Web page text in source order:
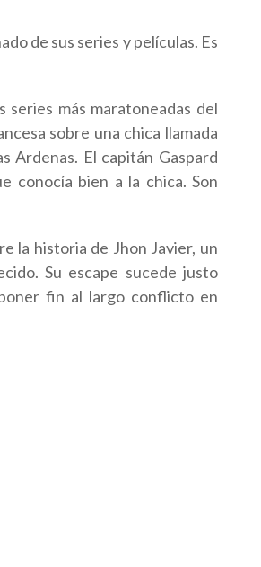
de sus series y películas. Es
más maratoneadas del
sobre una chica llamada
Ardenas. El capitán Gaspard
conocía bien a la chica. Son
la historia de Jhon Javier, un
Su escape sucede justo
fin al largo conflicto en